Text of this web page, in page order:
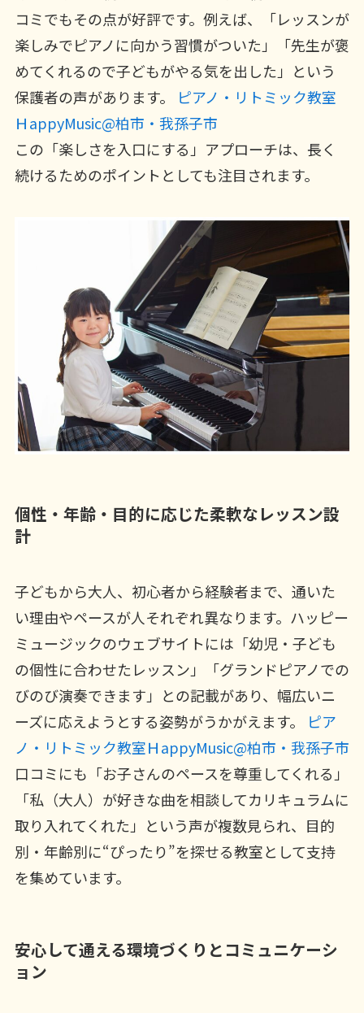
コミでもその点が好評です。例えば、「レッスンが
楽しみでピアノに向かう習慣がついた」「先生が褒
めてくれるので子どもがやる気を出した」という
保護者の声があります。
ピアノ・リトミック教室
ＨappyMusic@柏市・我孫子市
この「楽しさを入口にする」アプローチは、長く
続けるためのポイントとしても注目されます。
個性・年齢・目的に応じた柔軟なレッスン設
計
子どもから大人、初心者から経験者まで、通いた
い理由やペースが人それぞれ異なります。ハッピー
ミュージックのウェブサイトには「幼児・子ども
の個性に合わせたレッスン」「グランドピアノでの
びのび演奏できます」との記載があり、幅広いニ
ーズに応えようとする姿勢がうかがえます。
ピア
ノ・リトミック教室ＨappyMusic@柏市・我孫子市
口コミにも「お子さんのペースを尊重してくれる」
「私（大人）が好きな曲を相談してカリキュラムに
取り入れてくれた」という声が複数見られ、目的
別・年齢別に“ぴったり”を探せる教室として支持
を集めています。
安心して通える環境づくりとコミュニケーシ
ョン